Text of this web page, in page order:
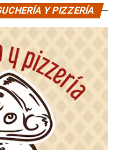
Y PIZZERÍA